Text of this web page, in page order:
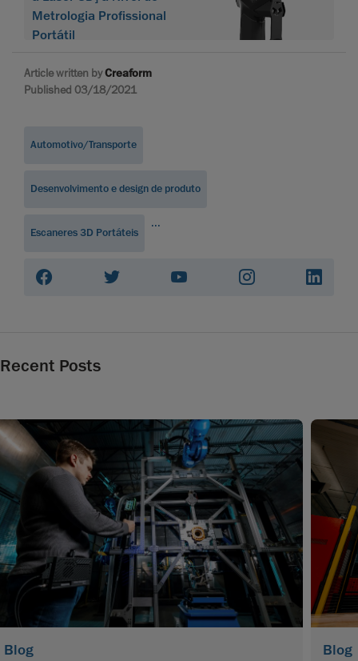
Metrologia Profissional
Portátil
Article written byCreaform
Published 03/18/2021
Automotivo/Transporte
Desenvolvimento e design de produto
Escaneres 3D Portáteis
...
Recent Posts
Blog Blog